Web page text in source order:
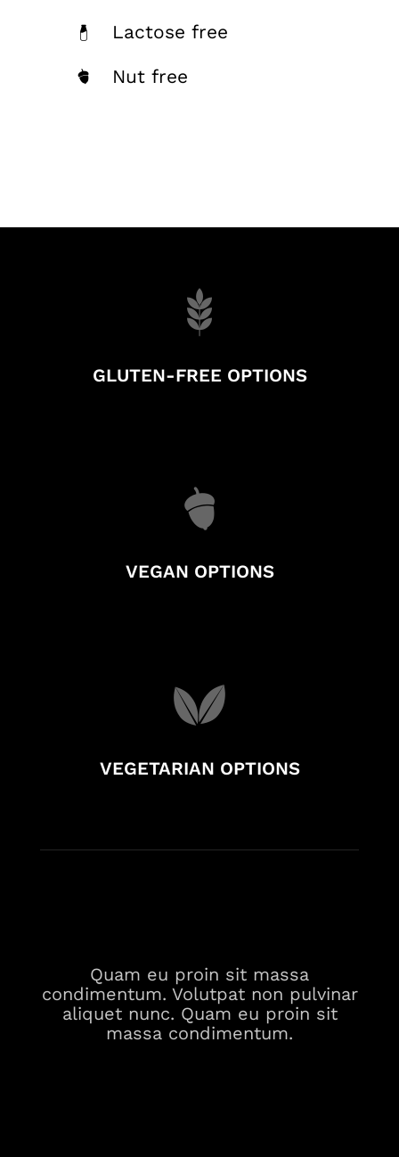
Lactose free
Nut free
GLUTEN-FREE OPTIONS
VEGAN OPTIONS
VEGETARIAN OPTIONS
Quam eu proin sit massa
condimentum. Volutpat non pulvinar
aliquet nunc. Quam eu proin sit
massa condimentum.